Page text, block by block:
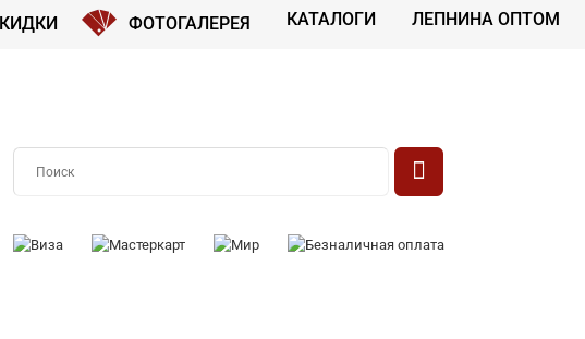
ФОТОГАЛЕРЕЯ КАТАЛОГИ ЛЕПНИНА ОПТОМ